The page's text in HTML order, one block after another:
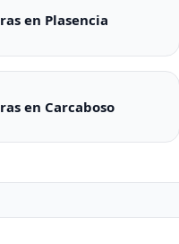
en Plasencia
en Carcaboso